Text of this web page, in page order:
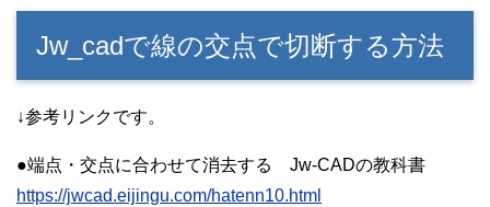
Jw_cadで線の交点で切断する方法
↓参考リンクです。
●端点・交点に合わせて消去する Jw-CADの教科書
https://jwcad.eijingu.com/hatenn10.html